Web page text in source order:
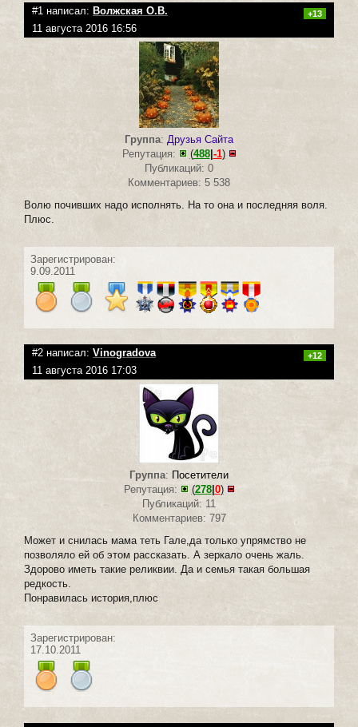
#1 написал: Волжская О.В. +13
11 августа 2016 16:56
Группа: Друзья Сайта
Репутация:
(488|-1)
Публикаций: 0
Комментариев: 5 538
Волю почивших надо исполнять. На то она и последняя воля.
Плюс.
Зарегистрирован:
9.09.2011
#2 написал: Vinogradova +12
11 августа 2016 17:03
Группа: Посетители
Репутация:
(278|0)
Публикаций: 11
Комментариев: 797
Может и снилась мама теть Гале,да только упрямство не
позволяло ей об этом рассказать. А зеркало очень жаль.
Здорово иметь такие реликвии. Да и семья такая большая
редкость.
Понравилась история,плюс
Зарегистрирован:
17.10.2011